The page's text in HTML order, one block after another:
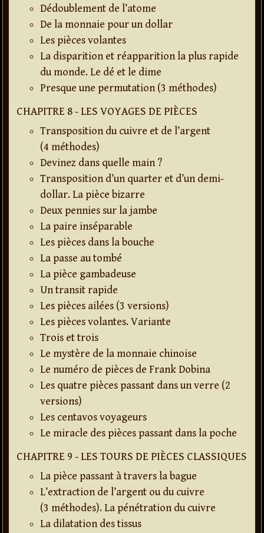
Dédoublement de l’atome
De la monnaie pour un dollar
Les pièces volantes
La disparition et réapparition la plus rapide
du monde. Le dé et le dime
Presque une permutation (3 méthodes)
CHAPITRE 8 - LES VOYAGES DE PIÈCES
Transposition du cuivre et de l’argent
(4 méthodes)
Devinez dans quelle main ?
Transposition d’un quarter et d’un demi-
dollar. La pièce bizarre
Deux pennies sur la jambe
La paire inséparable
Les pièces dans la bouche
La passe au tombé
La pièce gambadeuse
Un transit rapide
Les pièces ailées (3 versions)
Les pièces volantes. Variante
Trois et trois
Le mystère de la monnaie chinoise
Le numéro de pièces de Frank Dobina
Les quatre pièces passant dans un verre (2
versions)
Les centavos voyageurs
Le miracle des pièces passant dans la poche
CHAPITRE 9 - LES TOURS DE PIÈCES CLASSIQUES
La pièce passant à travers la bague
L’extraction de l’argent ou du cuivre
(3 méthodes). La pénétration du cuivre
La dilatation des tissus